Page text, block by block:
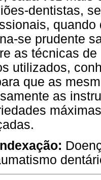
dentistas,
se prudente
as técnicas
utilizados,
que as
as